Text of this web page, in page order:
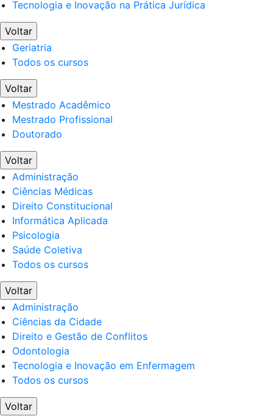
Tecnologia e Inovação na Prática Jurídica
Voltar
Geriatria
Todos os cursos
Voltar
Mestrado Acadêmico
Mestrado Profissional
Doutorado
Voltar
Administração
Ciências Médicas
Direito Constitucional
Informática Aplicada
Psicologia
Saúde Coletiva
Todos os cursos
Voltar
Administração
Ciências da Cidade
Direito e Gestão de Conflitos
Odontologia
Tecnologia e Inovação em Enfermagem
Todos os cursos
Voltar